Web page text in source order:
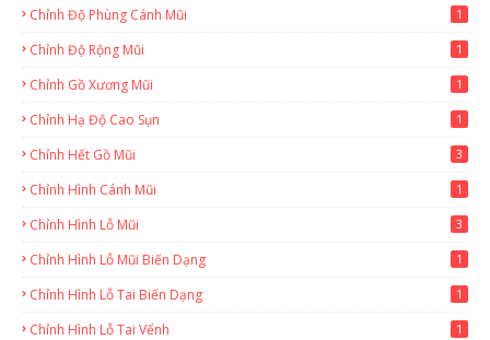
Chỉnh Độ Phùng Cánh Mũi 1
Chỉnh Độ Rộng Mũi 1
Chỉnh Gồ Xương Mũi 1
Chỉnh Hạ Độ Cao Sụn 1
Chỉnh Hết Gồ Mũi 3
Chỉnh Hình Cánh Mũi 1
Chỉnh Hình Lỗ Mũi 3
Chỉnh Hình Lỗ Mũi Biến Dạng 1
Chỉnh Hình Lỗ Tai Biến Dạng 1
Chỉnh Hình Lỗ Tai Vểnh 1